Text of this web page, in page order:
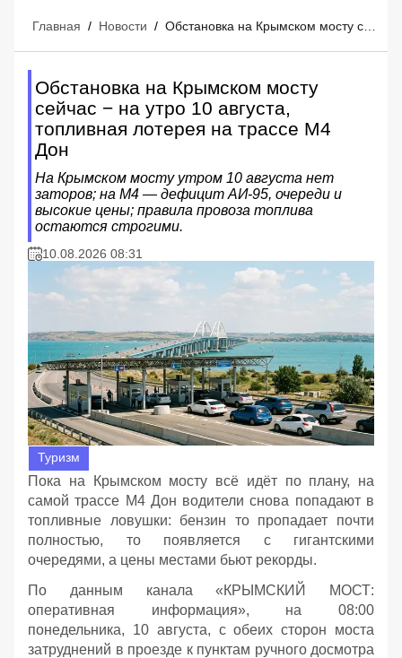
Главная / Новости /
Обстановка на Крымском мосту
сейчас − на утро 10 августа,
топливная лотерея на трассе М4
Дон
На Крымском мосту утром 10 августа нет
заторов; на М4 — дефицит АИ‑95, очереди и
высокие цены; правила провоза топлива
остаются строгими.
10.08.2026 08:31
Туризм
Пока на Крымском мосту всё идёт по плану, на
самой трассе М4 Дон водители снова попадают в
топливные ловушки: бензин то пропадает почти
полностью, то появляется с гигантскими
очередями, а цены местами бьют рекорды.
По данным канала «КРЫМСКИЙ МОСТ:
оперативная информация», на 08:00
понедельника, 10 августа, с обеих сторон моста
затруднений в проезде к пунктам ручного досмотра